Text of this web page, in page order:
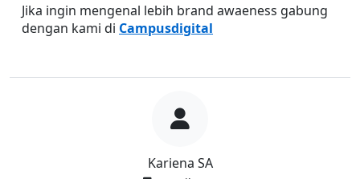
Kariena SA
Jika ingin mengenal lebih brand awaeness gabung
dengan kami di Campusdigital